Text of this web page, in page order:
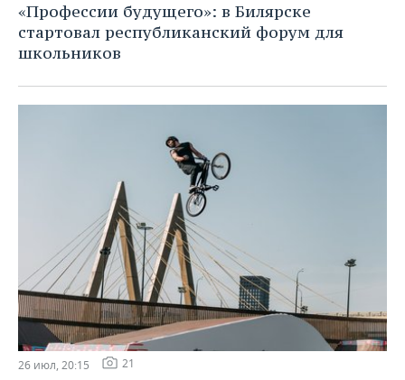
«Профессии будущего»: в Билярске
стартовал республиканский форум для
школьников
26 июл, 20:15 21